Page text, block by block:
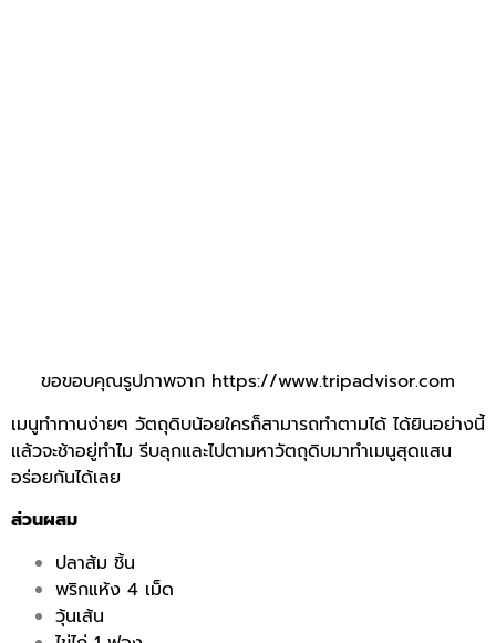
ขอขอบคุณรูปภาพจาก https://www.tripadvisor.com
เมนูทำทานง่ายๆ วัตถุดิบน้อยใครก็สามารถทำตามได้ ได้ยินอย่างนี้
แล้วจะช้าอยู่ทำไม รีบลุกและไปตามหาวัตถุดิบมาทำเมนูสุดแสน
อร่อยกันได้เลย
ส่วนผสม
ปลาส้ม ชิ้น
พริกแห้ง 4 เม็ด
วุ้นเส้น